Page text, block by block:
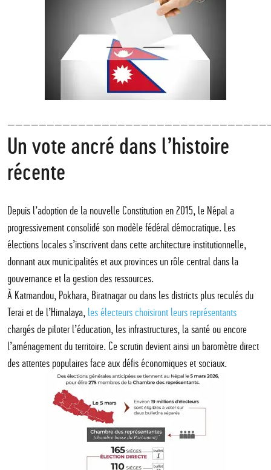
Un vote ancré dans l’histoire
récente
Depuis l’adoption de la nouvelle Constitution en 2015, le Népal a
progressivement consolidé son modèle fédéral démocratique. Les
élections locales s’inscrivent dans cette architecture institutionnelle,
donnant aux municipalités et aux provinces un rôle central dans la
gouvernance et la gestion des ressources.
À Katmandou, Pokhara, Biratnagar ou dans les districts plus reculés du
Terai et de l’Himalaya, les électeurs choisiront leurs représentants
chargés de piloter l’éducation, les infrastructures, la santé ou encore
l’aménagement du territoire. Ce scrutin devient ainsi un baromètre direct
des attentes populaires face aux défis économiques et sociaux.